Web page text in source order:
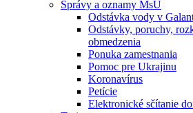
Správy a oznamy MsÚ
Odstávka vody v
Odstávky, poruchy,
obmedzenia
Ponuka zamestnania
Pomoc pre Ukrajinu
Koronavírus
Petície
Elektronické sčítanie